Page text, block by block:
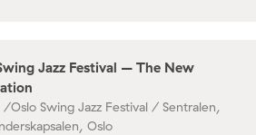
Jazz Festival – The New
/Oslo Swing Jazz Festival / Sentralen,
Oslo